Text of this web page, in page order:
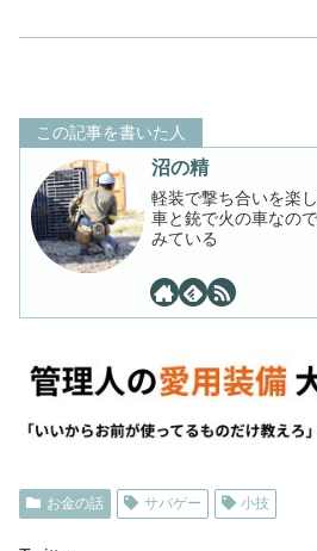
この記事を書いた人
沼の精
軽装で撃ち合いを楽
車と銃で火の車なの
みている
お金の話 サバゲー 小技